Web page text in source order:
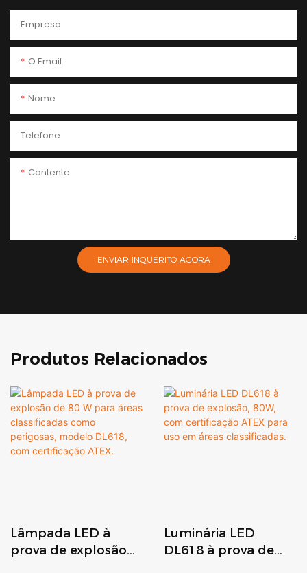
Empresa
O Email
Nome
Telefone
Contente
ENVIAR INQUÉRITO AGORA
Produtos Relacionados
Lâmpada LED à
prova de explosão
Luminária LED
DL618 à prova de